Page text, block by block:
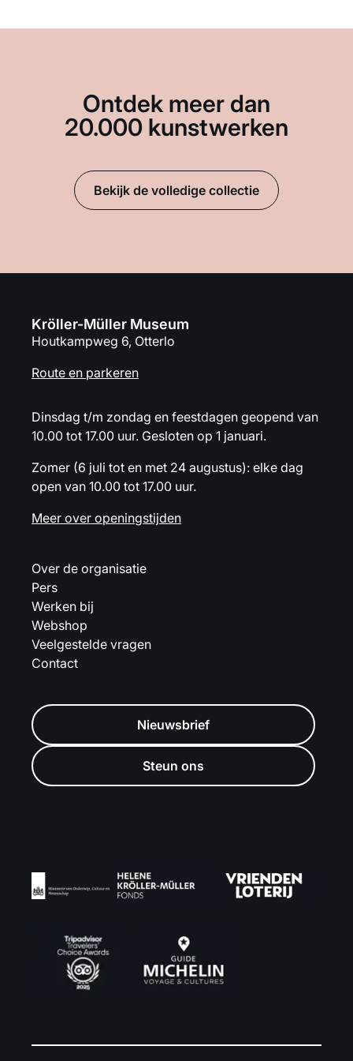
Ontdek meer dan
20.000 kunstwerken
Bekijk de volledige collectie
Kröller-Müller Museum
Houtkampweg 6, Otterlo
Route en parkeren
Dinsdag t/m zondag en feestdagen geopend van
10.00 tot 17.00 uur. Gesloten op 1 januari.
Zomer (6 juli tot en met 24 augustus): elke dag
open van 10.00 tot 17.00 uur.
Meer over openingstijden
Over de organisatie
Pers
Werken bij
Webshop
Veelgestelde vragen
Contact
Nieuwsbrief
Steun ons